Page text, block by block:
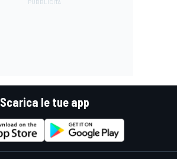
Scarica le tue app